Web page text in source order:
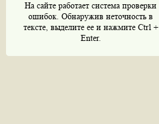
На сайте работает система проверки
ошибок. Обнаружив неточность в
тексте, выделите ее и нажмите Ctrl +
Enter.